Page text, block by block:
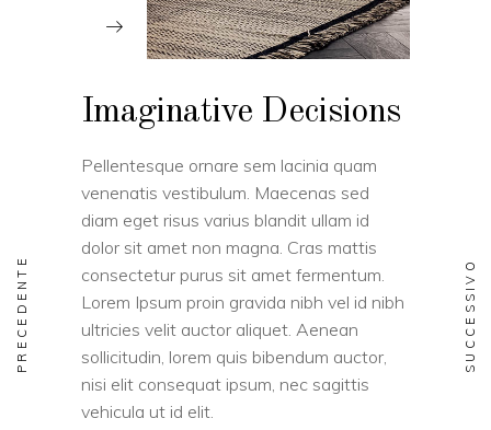
Imaginative Decisions
Pellentesque ornare sem lacinia quam
venenatis vestibulum. Maecenas sed
diam eget risus varius blandit ullam id
dolor sit amet non magna. Cras mattis
consectetur purus sit amet fermentum.
Lorem Ipsum proin gravida nibh vel id nibh
ultricies velit auctor aliquet. Aenean
sollicitudin, lorem quis bibendum auctor,
nisi elit consequat ipsum, nec sagittis
vehicula ut id elit.
PRECEDENTE SUCCESSIVO